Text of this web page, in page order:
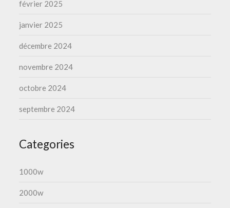
février 2025
janvier 2025
décembre 2024
novembre 2024
octobre 2024
septembre 2024
Categories
1000w
2000w